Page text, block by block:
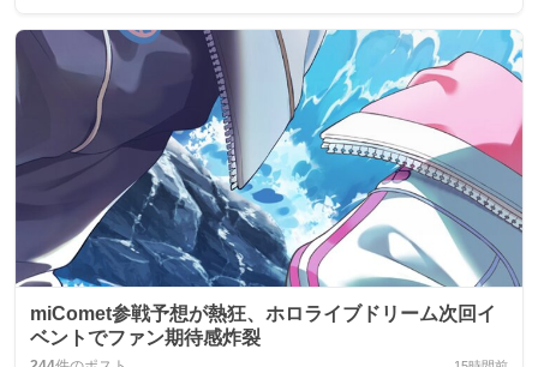
miComet参戦予想が熱狂、ホロライブドリーム次回イ
ベントでファン期待感炸裂